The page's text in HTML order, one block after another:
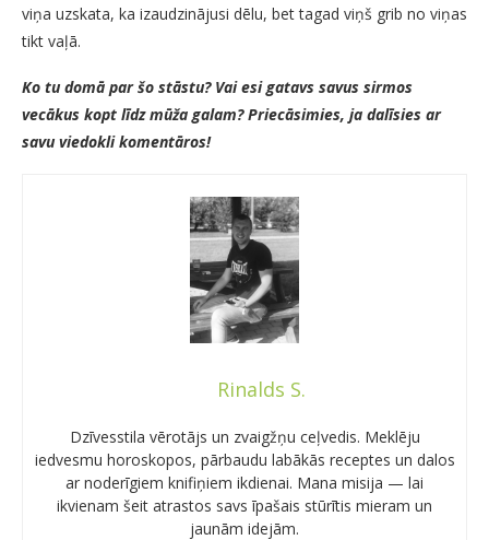
viņa uzskata, ka izaudzinājusi dēlu, bet tagad viņš grib no viņas
tikt vaļā.
Ko tu domā par šo stāstu? Vai esi gatavs savus sirmos
vecākus kopt līdz mūža galam? Priecāsimies, ja dalīsies ar
savu viedokli komentāros!
Rinalds S.
Dzīvesstila vērotājs un zvaigžņu ceļvedis. Meklēju
iedvesmu horoskopos, pārbaudu labākās receptes un dalos
ar noderīgiem knifiņiem ikdienai. Mana misija — lai
ikvienam šeit atrastos savs īpašais stūrītis mieram un
jaunām idejām.